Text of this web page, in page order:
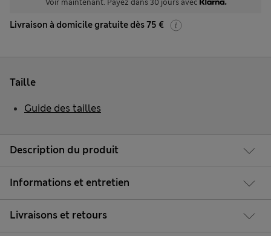
Voir maintenant. Payez dans 30 jours avec
Livraison à domicile gratuite dès 75 €
Description du produit
Informations et entretien
Livraisons et retours
Taille
Guide des tailles